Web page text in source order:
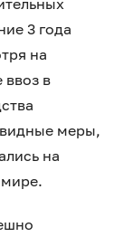
3 года
на
в
меры,
на